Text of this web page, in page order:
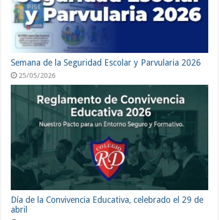
Semana de la Seguridad Escolar y Parvularia 2026
25/05/2026
Día de la Convivencia Educativa, celebrado el 29 de
abril